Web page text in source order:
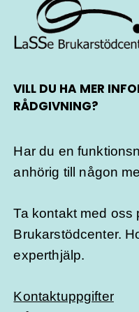
VILL DU HA MER
RÅDGIVNING?
Har du en
anhörig till någon
Ta kontakt med oss
Brukarstödcenter.
experthjälp.
Kontaktuppgifter